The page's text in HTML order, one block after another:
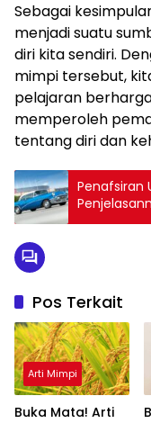
Sebagai
menjadi suatu
diri kita sendiri.
mimpi tersebut,
pelajaran
memperoleh
tentang diri dan
Penafsiran
Pos Terkait
Arti Mimpi
Buka Mata! Arti